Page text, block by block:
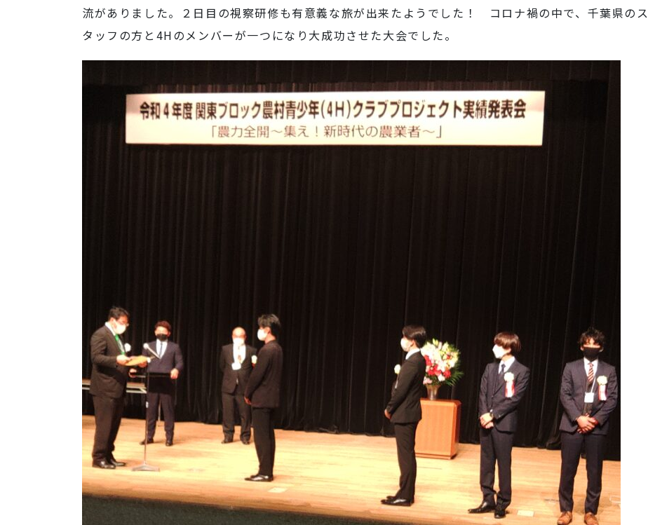
流がありました。２日目の視察研修も有意義な旅が出来たようでした！ コロナ禍の中で、千葉県のス
タッフの方と4Hのメンバーが一つになり大成功させた大会でした。